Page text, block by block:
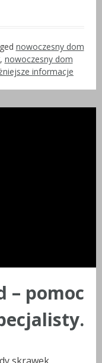
nowoczesny dom
, nowoczesny dom
informacje
– pomoc